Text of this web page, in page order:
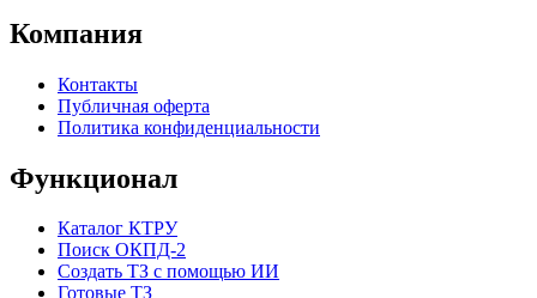
Компания
Контакты
Публичная оферта
Политика конфиденциальности
Функционал
Каталог КТРУ
Поиск ОКПД-2
Создать ТЗ с помощью ИИ
Готовые ТЗ